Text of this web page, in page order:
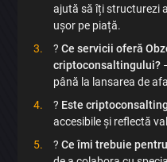
ajută să îți structurezi
ușor pe piață.
?Ce servicii oferă
criptoconsaltingului?
până la lansarea de
? Este
accesibile și reflectă
?Ce îmi trebuie